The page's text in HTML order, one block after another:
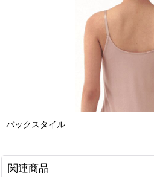
バックスタイル
関連商品